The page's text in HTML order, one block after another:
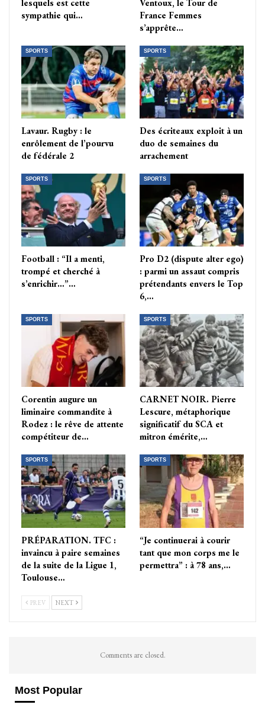
lesquels est cette
sympathie qui…
Ventoux, le Tour de
France Femmes
s’apprête…
SPORTS
Lavaur. Rugby : le
enrôlement de l’pourvu
de fédérale 2
SPORTS
Des écriteaux exploit à un
duo de semaines du
arrachement
SPORTS
Football : “Il a menti,
trompé et cherché à
s’enrichir…”…
SPORTS
Pro D2 (dispute alter ego)
: parmi un assaut compris
prétendants envers le Top
6,…
SPORTS
Corentin augure un
liminaire commandite à
Rodez : le rêve de attente
compétiteur de…
SPORTS
CARNET NOIR. Pierre
Lescure, métaphorique
significatif du SCA et
mitron émérite,…
SPORTS
PRÉPARATION. TFC :
invaincu à paire semaines
de la suite de la Ligue 1,
Toulouse…
SPORTS
“Je continuerai à courir
tant que mon corps me le
permettra” : à 78 ans,…
PREV NEXT
Comments are closed.
Most Popular